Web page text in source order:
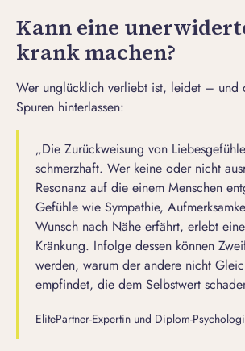
Kann eine
krank machen?
Wer unglücklich verliebt ist, leidet – und
Spuren hinterlassen:
„Die Zurückweisung von
schmerzhaft. Wer keine oder nicht
Resonanz auf die einem Menschen
Gefühle wie Sympathie,
Wunsch nach Nähe erfährt, erlebt
Kränkung. Infolge dessen können
werden, warum der andere nicht
empfindet, die dem Selbstwert
ElitePartner-Expertin und Diplom-